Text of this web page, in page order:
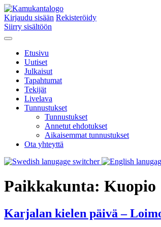
Kirjaudu sisään Rekisteröidy
Siirry sisältöön
Etusivu
Uutiset
Julkaisut
Tapahtumat
Tekijät
Livelava
Tunnustukset
Tunnustukset
Annetut ehdotukset
Aikaisemmat tunnustukset
Ota yhteyttä
Paikkakunta: Kuopio
Karjalan kielen päivä –